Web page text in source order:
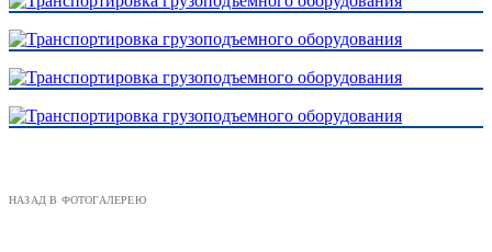
НАЗАД В ФОТОГАЛЕРЕЮ